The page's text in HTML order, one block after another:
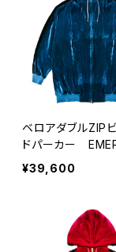
ベロアダブルZIP
ドパーカー
EEN
¥39,600